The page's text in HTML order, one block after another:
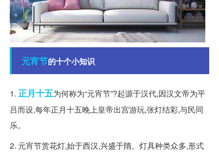
元宵节的十个小知识
1. 正月十五为何称为“元宵节”?起源于汉代,因汉文帝为平
吕而设,每年正月十五晚上皇帝出宫游玩,张灯结彩,与民同
乐。
2. 元宵节赏花灯,始于西汉,兴盛于隋。灯具种类众多,形式